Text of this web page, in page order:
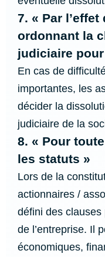
7. « Par l’effet
ordonnant la
judiciaire
En cas de
importantes, les
décider la
judiciaire de la
8. « Pour
les statuts »
Lors de la
actionnaires /
défini des
de l’entreprise. Il
économiques,